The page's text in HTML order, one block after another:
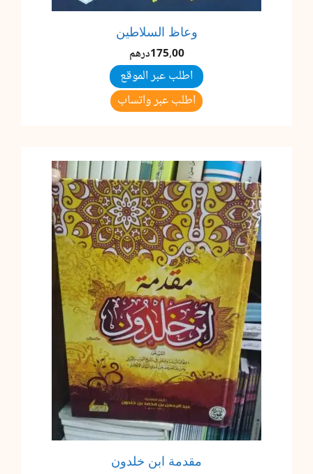
وعاظ السلاطين
175,00درهم
اطلب عبر الموقع
اطلب عبر واتساب
مقدمة ابن خلدون